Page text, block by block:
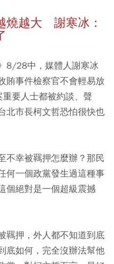
燒越大 謝寒冰：
8/28中，媒體人謝寒冰
賄事件檢察官不會輕易放
要人士都被約談、聲
北市長柯文哲恐怕很快也
不幸被羈押怎麼辦？那民
何一個政黨發生過這種事
個絕對是一個超級震撼
羈押，外人都不知道到底
底如何，完全沒辦法幫他